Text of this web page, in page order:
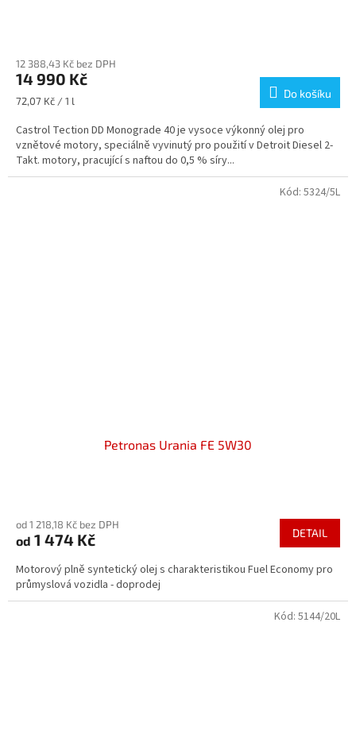
produktu
je
5,0
5
hvězdiček.
12 388,43 Kč bez DPH
14 990 Kč
Měrná
72,07 Kč / 1 l
Do košíku
Castrol Tection DD Monograde 40 je vysoce výkonný olej pro
vznětové motory, speciálně vyvinutý pro použití v Detroit Diesel 2-
Takt. motory, pracující s naftou do 0,5 % síry...
Petronas Urania FE 5W30
produktu
je
z
5
hvězdiček.
od 1 218,18 Kč bez DPH
od 1 474 Kč DETAIL
Motorový plně syntetický olej s charakteristikou Fuel Economy pro
průmyslová vozidla - doprodej
Kód: 5324/5L
Kód: 5144/20L